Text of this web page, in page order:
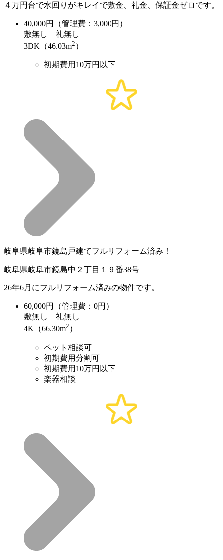
４万円台で水回りがキレイで敷金、礼金、保証金ゼロです。
40,000円（管理費：3,000円）
敷無し 礼無し
3DK（46.03m2 ）
初期費用10万円以下
岐阜県岐阜市鏡島戸建てフルリフォーム済み！
岐阜県岐阜市鏡島中２丁目１９番38号
26年6月にフルリフォーム済みの物件です。
60,000円（管理費：0円）
敷無し 礼無し
4K（66.30m2 ）
ペット相談可
初期費用分割可
初期費用10万円以下
楽器相談